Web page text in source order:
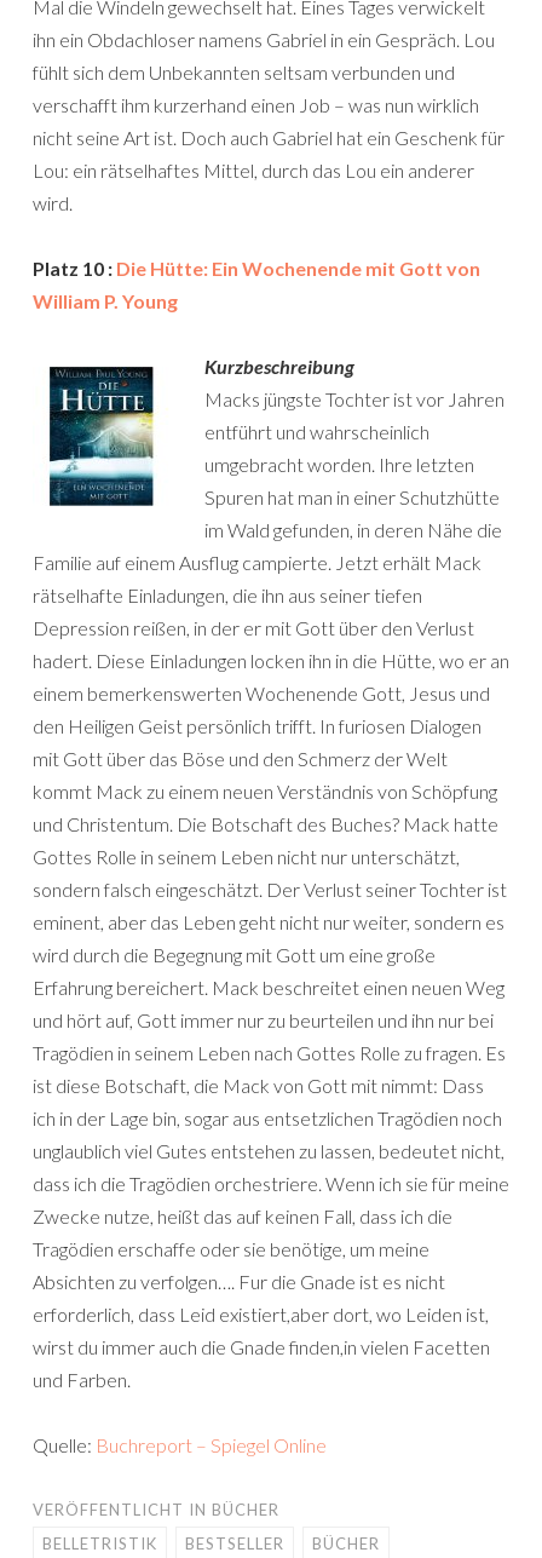
Mal die Windeln gewechselt hat. Eines Tages verwickelt
ihn ein Obdachloser namens Gabriel in ein Gespräch. Lou
fühlt sich dem Unbekannten seltsam verbunden und
verschafft ihm kurzerhand einen Job – was nun wirklich
nicht seine Art ist. Doch auch Gabriel hat ein Geschenk für
Lou: ein rätselhaftes Mittel, durch das Lou ein anderer
wird.
Platz 10 : Die Hütte: Ein Wochenende mit Gott von
William P. Young
Kurzbeschreibung
Macks jüngste Tochter ist vor Jahren
entführt und wahrscheinlich
umgebracht worden. Ihre letzten
Spuren hat man in einer Schutzhütte
im Wald gefunden, in deren Nähe die
Familie auf einem Ausflug campierte. Jetzt erhält Mack
rätselhafte Einladungen, die ihn aus seiner tiefen
Depression reißen, in der er mit Gott über den Verlust
hadert. Diese Einladungen locken ihn in die Hütte, wo er an
einem bemerkenswerten Wochenende Gott, Jesus und
den Heiligen Geist persönlich trifft. In furiosen Dialogen
mit Gott über das Böse und den Schmerz der Welt
kommt Mack zu einem neuen Verständnis von Schöpfung
und Christentum. Die Botschaft des Buches? Mack hatte
Gottes Rolle in seinem Leben nicht nur unterschätzt,
sondern falsch eingeschätzt. Der Verlust seiner Tochter ist
eminent, aber das Leben geht nicht nur weiter, sondern es
wird durch die Begegnung mit Gott um eine große
Erfahrung bereichert. Mack beschreitet einen neuen Weg
und hört auf, Gott immer nur zu beurteilen und ihn nur bei
Tragödien in seinem Leben nach Gottes Rolle zu fragen. Es
ist diese Botschaft, die Mack von Gott mit nimmt: Dass
ich in der Lage bin, sogar aus entsetzlichen Tragödien noch
unglaublich viel Gutes entstehen zu lassen, bedeutet nicht,
dass ich die Tragödien orchestriere. Wenn ich sie für meine
Zwecke nutze, heißt das auf keinen Fall, dass ich die
Tragödien erschaffe oder sie benötige, um meine
Absichten zu verfolgen…. Fur die Gnade ist es nicht
erforderlich, dass Leid existiert,aber dort, wo Leiden ist,
wirst du immer auch die Gnade finden,in vielen Facetten
und Farben.
Quelle: Buchreport – Spiegel Online
VERÖFFENTLICHT IN BÜCHER
BELLETRISTIK
BESTSELLER BÜCHER